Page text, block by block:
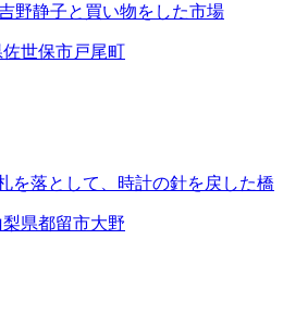
野静子と買い物をした市場
世保市戸尾町
を落として、時計の針を戻した橋
県都留市大野